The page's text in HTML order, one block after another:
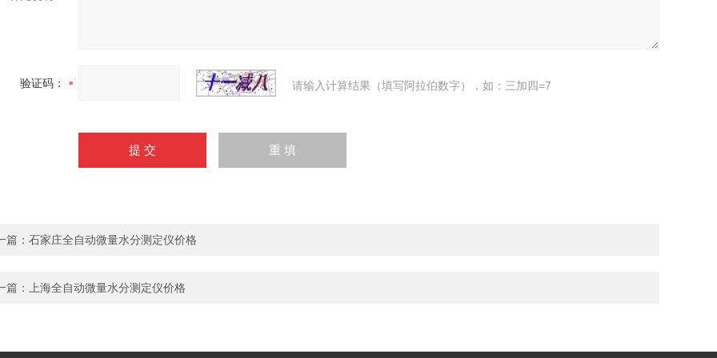
验证码： 请输入计算结果（填写阿拉伯数字），如：三加四=7
篇： 石家庄全自动微量水分测定仪价格
篇： 上海全自动微量水分测定仪价格